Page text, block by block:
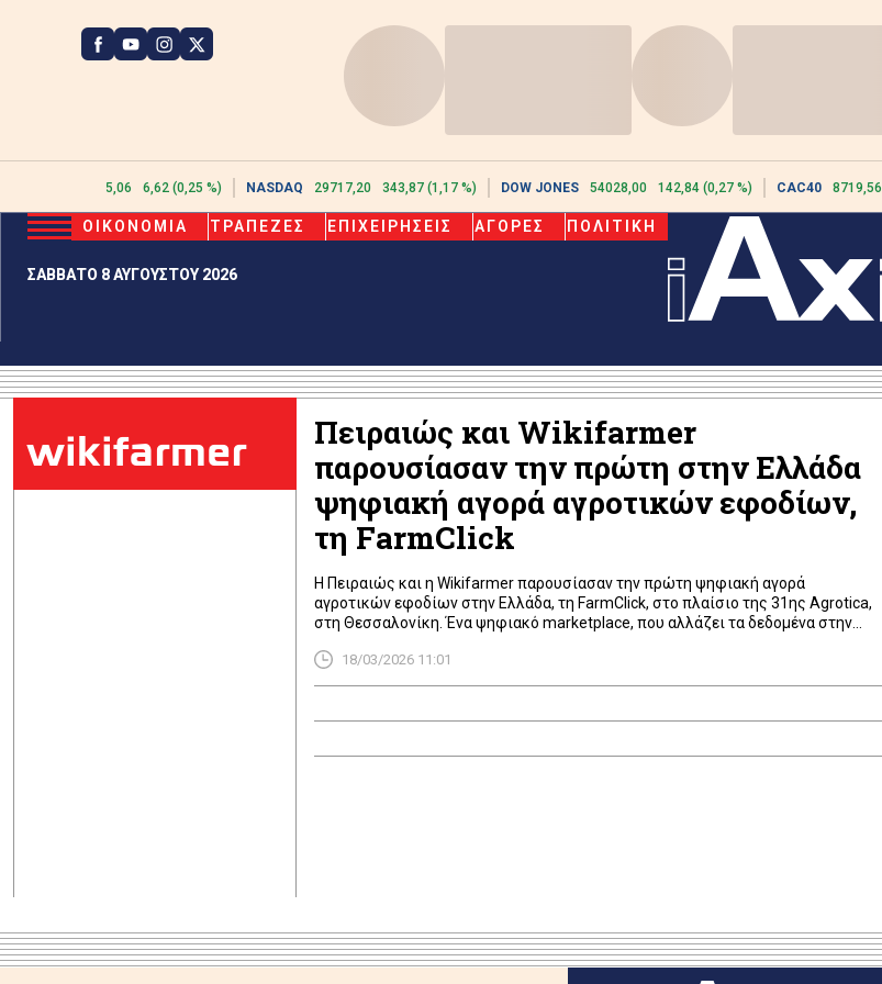
2615,06 6,62 (0,25 %) NASDAQ 29717,20 343,87 (1,17 %) DOW JONES 54028,00 142,84 (0,27 %) CAC40 8719,56
ΣΑΒΒΑΤΟ 8 ΑΥΓΟΥΣΤΟΥ 2026
ΟΙΚΟΝΟΜΙΑ ΤΡΑΠΕΖΕΣ ΕΠΙΧΕΙΡΗΣΕΙΣ ΑΓΟΡΕΣ ΠΟΛΙΤΙΚΗ
wikifarmer
Πειραιώς και Wikifarmer
παρουσίασαν την πρώτη στην Ελλάδα
ψηφιακή αγορά αγροτικών εφοδίων,
τη FarmClick
Η Πειραιώς και η Wikifarmer παρουσίασαν την πρώτη ψηφιακή αγορά
αγροτικών εφοδίων στην Ελλάδα, τη FarmClick, στο πλαίσιο της 31ης Agrotica,
στη Θεσσαλονίκη. Ένα ψηφιακό marketplace, που αλλάζει τα δεδομένα στην
να συγκρίνει σε πραγματικό χρόνο τις τιμές των προϊόντων, που είναι αναγκαία
για την […]
18/03/2026 11:01